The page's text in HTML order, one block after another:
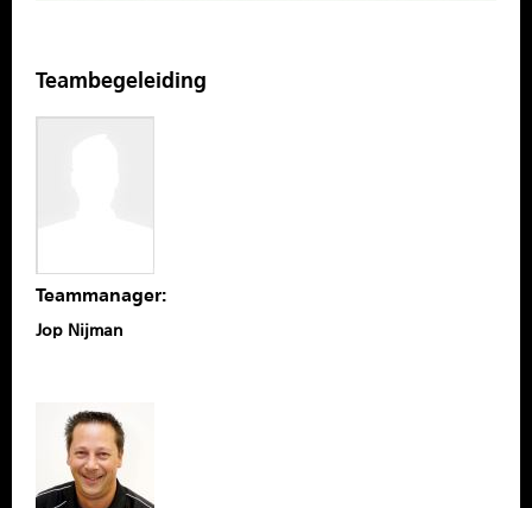
Teambegeleiding
Teammanager:
Jop Nijman